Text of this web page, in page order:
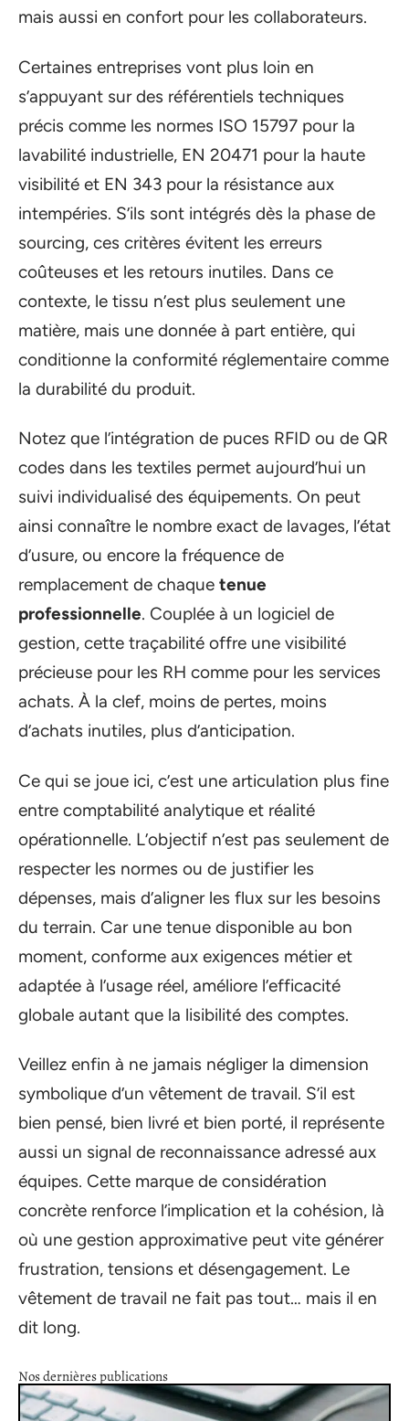
mais aussi en confort pour les collaborateurs.
Certaines entreprises vont plus loin en
s’appuyant sur des référentiels techniques
précis comme les normes ISO 15797 pour la
lavabilité industrielle, EN 20471 pour la haute
visibilité et EN 343 pour la résistance aux
intempéries. S’ils sont intégrés dès la phase de
sourcing, ces critères évitent les erreurs
coûteuses et les retours inutiles. Dans ce
contexte, le tissu n’est plus seulement une
matière, mais une donnée à part entière, qui
conditionne la conformité réglementaire comme
la durabilité du produit.
Notez que l’intégration de puces RFID ou de QR
codes dans les textiles permet aujourd’hui un
suivi individualisé des équipements. On peut
ainsi connaître le nombre exact de lavages, l’état
d’usure, ou encore la fréquence de
remplacement de chaque tenue
professionnelle. Couplée à un logiciel de
gestion, cette traçabilité offre une visibilité
précieuse pour les RH comme pour les services
achats. À la clef, moins de pertes, moins
d’achats inutiles, plus d’anticipation.
Ce qui se joue ici, c’est une articulation plus fine
entre comptabilité analytique et réalité
opérationnelle. L’objectif n’est pas seulement de
respecter les normes ou de justifier les
dépenses, mais d’aligner les flux sur les besoins
du terrain. Car une tenue disponible au bon
moment, conforme aux exigences métier et
adaptée à l’usage réel, améliore l’efficacité
globale autant que la lisibilité des comptes.
Veillez enfin à ne jamais négliger la dimension
symbolique d’un vêtement de travail. S’il est
bien pensé, bien livré et bien porté, il représente
aussi un signal de reconnaissance adressé aux
équipes. Cette marque de considération
concrète renforce l’implication et la cohésion, là
où une gestion approximative peut vite générer
frustration, tensions et désengagement. Le
vêtement de travail ne fait pas tout… mais il en
dit long.
Nos dernières publications